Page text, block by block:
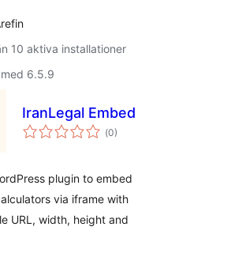
10 aktiva installationer
6.5.9
IranLegal Embed
(Totalt
antal
0)
plugin to embed
via iframe with
URL, width, height and